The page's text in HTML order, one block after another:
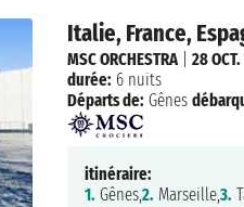
Italie, France,
MSC ORCHESTRA| 28
durée: 6 nuits
Départs de: Gênes
itinéraire:
1. Gênes,2. Marseille,3.